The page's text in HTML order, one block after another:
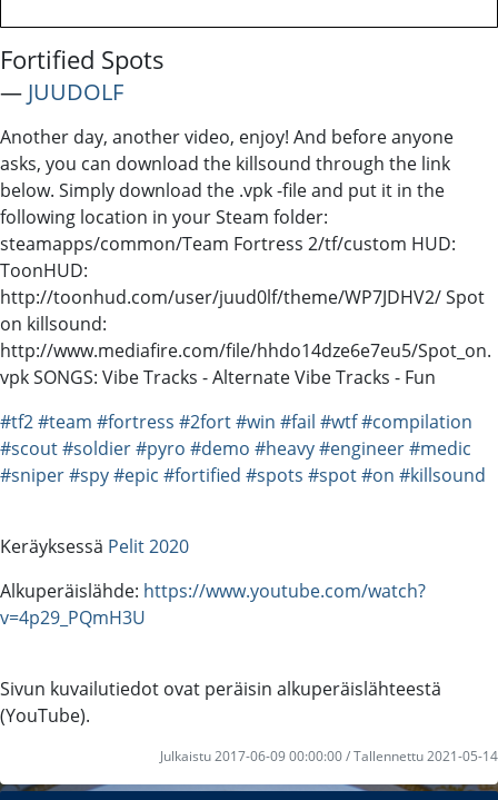
Fortified Spots
― JUUDOLF
Another day, another video, enjoy! And before anyone
asks, you can download the killsound through the link
below. Simply download the .vpk -file and put it in the
following location in your Steam folder:
steamapps/common/Team Fortress 2/tf/custom HUD:
ToonHUD:
http://toonhud.com/user/juud0lf/theme/WP7JDHV2/ Spot
on killsound:
http://www.mediafire.com/file/hhdo14dze6e7eu5/Spot_on.
vpk SONGS: Vibe Tracks - Alternate Vibe Tracks - Fun
#tf2#team #fortress #2fort#win #fail #wtf#compilation
#scout#soldier#pyro #demo #heavy#engineer#medic
#sniper#spy#epic #fortified #spots #spot#on #killsound
Keräyksessä Pelit 2020
Alkuperäislähde: https://www.youtube.com/watch?
v=4p29_PQmH3U
Sivun kuvailutiedot ovat peräisin alkuperäislähteestä
(YouTube).
Julkaistu 2017-06-09 00:00:00 / Tallennettu 2021-05-14